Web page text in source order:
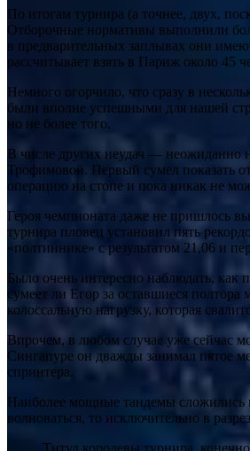
По итогам турнира (а точнее, двух,
Отборочные нормативы выполнили
в предварительных заплывах они
рассчитывает взять в Париж около 45
Немного огорчило, что сразу в
были вполне успешными для нашей
но не более того.
В числе других неудач — неожиданно
Трофимовой. Первый сумел показать
операцию на стопе и пока никак не
Героя чемпионата даже не пришлось
турнира пловец установил пять
«полтиннике» с результатом 21,06 и
Было очень интересно наблюдать, как
сумеет ли Егор за оставшиеся
колоссальную нагрузку, которая
Впрочем, в любом случае уже сейчас
Сингапуре он дважды занимал пятое
спринтера.
Наиболее мощные тандемы
волноваться, то исключительно в
Титул королевы турнира,